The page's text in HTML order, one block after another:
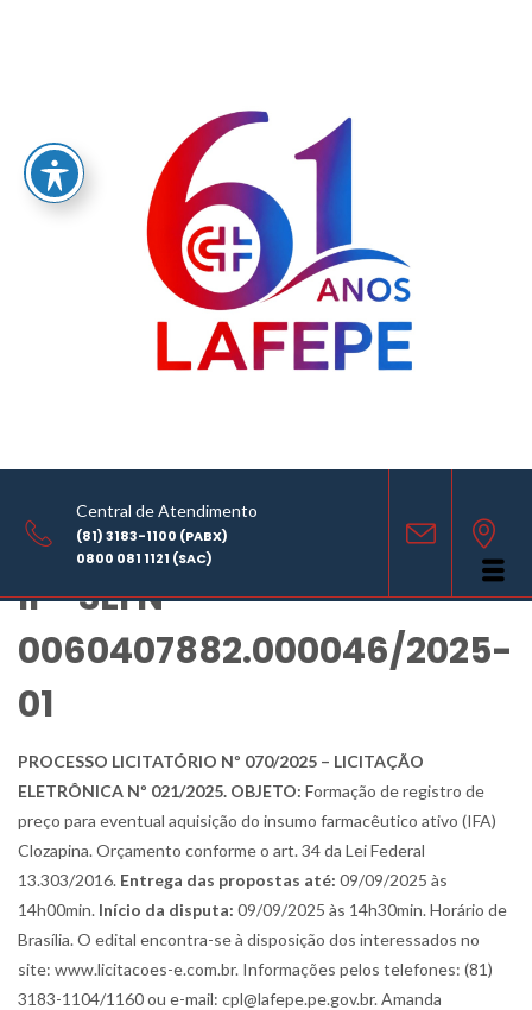
Central de Atendimento
(81) 3183-1100 (PABX)
0800 081 1121 (SAC)
AVISO DE LICITAÇÃO – CPL II – SEI Nº 0060407882.000046/2025-01
AVISO DE LICITAÇÃO – CPL
II – SEI Nº
0060407882.000046/2025-
01
PROCESSO LICITATÓRIO Nº 070/2025 – LICITAÇÃO
ELETRÔNICA Nº 021/2025. OBJETO: Formação de registro de
preço para eventual aquisição do insumo farmacêutico ativo (IFA)
Clozapina. Orçamento conforme o art. 34 da Lei Federal
13.303/2016. Entrega das propostas até: 09/09/2025 às
14h00min. Início da disputa: 09/09/2025 às 14h30min. Horário de
Brasília. O edital encontra-se à disposição dos interessados no
site: www.licitacoes-e.com.br. Informações pelos telefones: (81)
3183-1104/1160 ou e-mail: cpl@lafepe.pe.gov.br. Amanda